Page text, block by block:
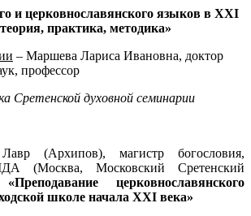
и церковнославянского языков в XXI
практика, методика»
– Маршева Лариса Ивановна, доктор
профессор
Сретенской духовной семинарии
(Архипов), магистр богословия,
(Москва, Московский Сретенский
«Преподавание церковнославянского
школе начала XXI века»